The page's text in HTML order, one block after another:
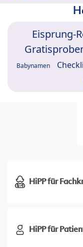
Eisprung-
Babynamen
HiPP für
HiPP für